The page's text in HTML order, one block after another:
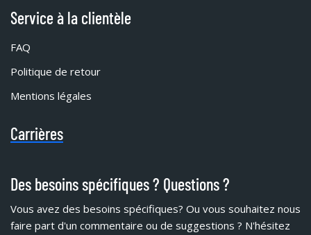
Service à la clientèle
FAQ
Politique de retour
Mentions légales
Carrières
Des besoins spécifiques ? Questions ?
Vous avez des besoins spécifiques? Ou vous souhaitez nous
faire part d'un commentaire ou de suggestions ? N'hésitez